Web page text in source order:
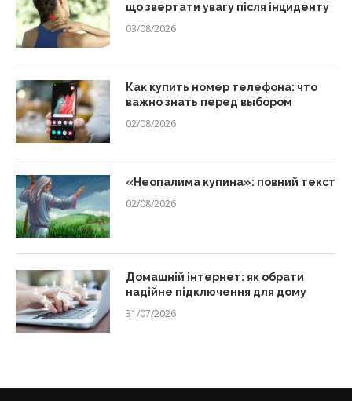
що звертати увагу після інциденту
03/08/2026
Как купить номер телефона: что
важно знать перед выбором
02/08/2026
«Неопалима купина»: повний текст
02/08/2026
Домашній інтернет: як обрати
надійне підключення для дому
31/07/2026